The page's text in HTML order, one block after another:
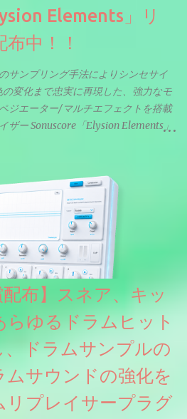
Elements」リ
中！！
サンプリング手法によりシンセサイ
変化まで忠実に再現した、強力なモ
ジエーター/マルチエフェクトを搭載
ザー Sonuscore「Elysion Elements」
容量も7GBを超えます。複数の設定に
ため、あらかじめアルペジオがプロ
も多いですが、アルペジオを切るこ
んどのシンセライブラリは、音を一
ィで音量を調整します。 しかし、
ージシンセを含む様々な音源から、
わたって録音し、各レイヤーを整形
合と強く演奏した場合で、全く異な
量を変えただけの同じ音ではありま
配布】スネア、キッ
らゆるドラムヒット
、ドラムサンプルの
ムサウンドの強化を
リプレイサープラグ